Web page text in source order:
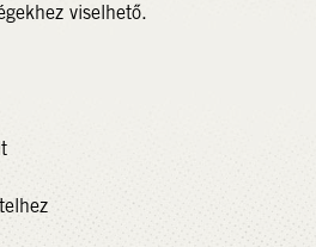
viselhető.